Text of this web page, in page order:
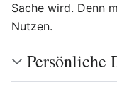
Sache wird. Denn
Nutzen.
Persönliche